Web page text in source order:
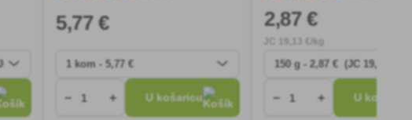
5,77 €
− + U košaricu
2,87 €
,13 €/kg
− + U košaricu